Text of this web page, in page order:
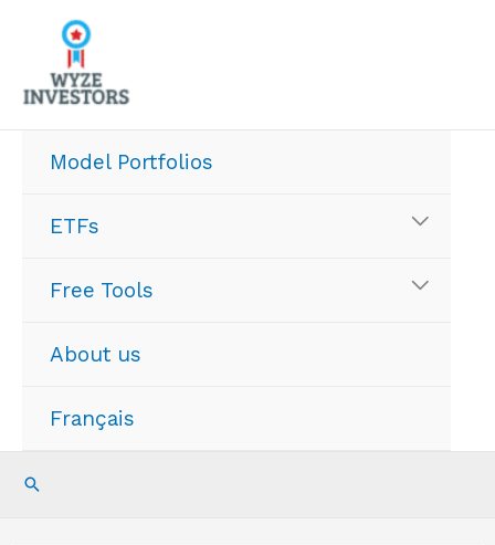
content
Model Portfolios
ETFs
Free Tools
About us
Français
Search